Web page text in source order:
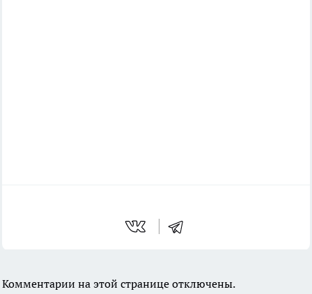
Комментарии на этой странице отключены.